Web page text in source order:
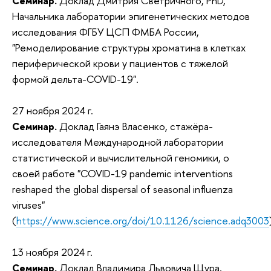
Начальника лаборатории эпигенетических методов
исследования ФГБУ ЦСП ФМБА России,
"Ремоделирование структуры хроматина в клетках
периферической крови у пациентов с тяжелой
формой дельта-COVID-19".
27 ноября 2024 г.
Семинар.Доклад Гаянэ Власенко, стажёра-
исследователя Международной лаборатории
статистической и вычислительной геномики, о
своей работе "COVID-19 pandemic interventions
reshaped the global dispersal of seasonal influenza
viruses"
(https://www.science.org/doi/10.1126/science.adq3003
13 ноября 2024 г.
Семинар. Доклад Владимира Львовича Щура,